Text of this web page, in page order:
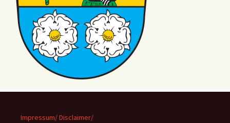
Impressum/ Disclaimer/